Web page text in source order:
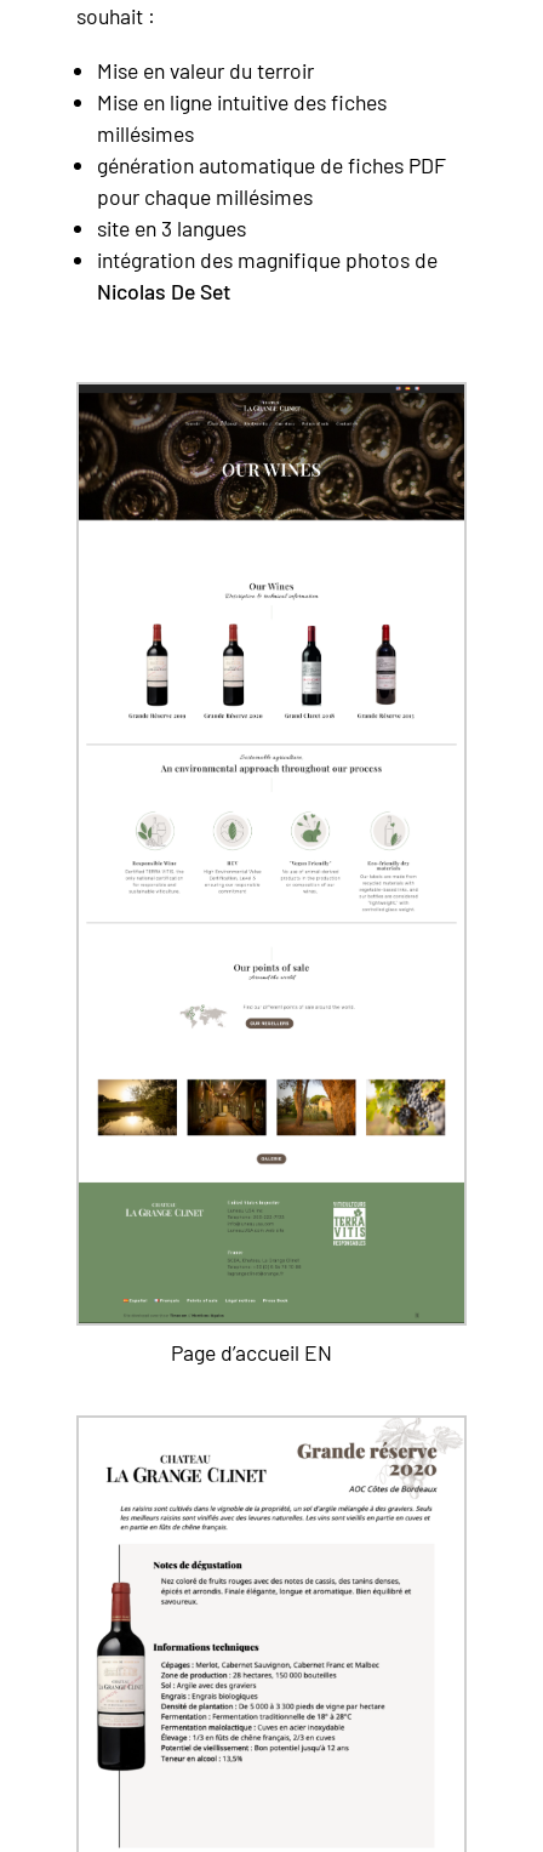
souhait :
Mise en valeur du terroir
Mise en ligne intuitive des fiches
millésimes
génération automatique de fiches PDF
pour chaque millésimes
site en 3 langues
intégration des magnifique photos de
Nicolas De Set
Page d’accueil EN